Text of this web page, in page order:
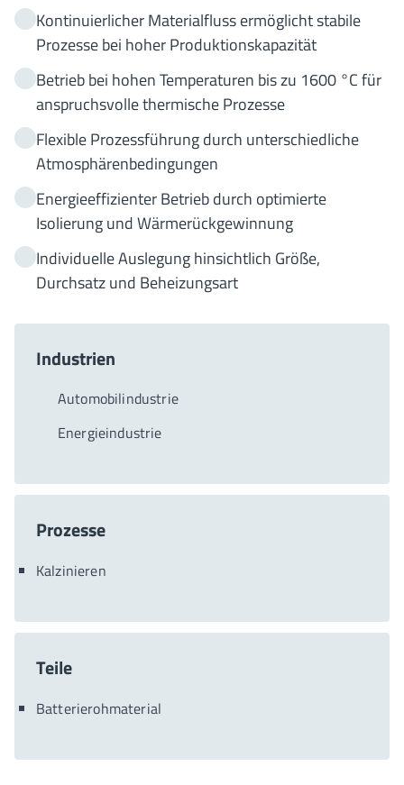
Kontinuierlicher Materialfluss ermöglicht stabile
Prozesse bei hoher Produktionskapazität
Betrieb bei hohen Temperaturen bis zu 1600 °C für
anspruchsvolle thermische Prozesse
Flexible Prozessführung durch unterschiedliche
Atmosphärenbedingungen
Energieeffizienter Betrieb durch optimierte
Isolierung und Wärmerückgewinnung
Individuelle Auslegung hinsichtlich Größe,
Durchsatz und Beheizungsart
Industrien
Automobilindustrie
Energieindustrie
Prozesse
Kalzinieren
Teile
Batterierohmaterial